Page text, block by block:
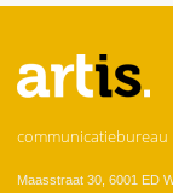
U bent hier
communicatiebureau
Maasstraat 30, 6001 ED